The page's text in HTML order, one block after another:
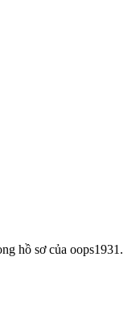
hồ sơ của oops1931.